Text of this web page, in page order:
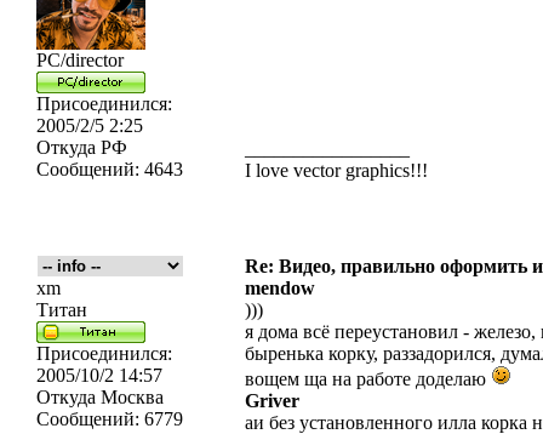
PC/director
Присоединился:
2005/2/5 2:25
Откуда РФ
Сообщений: 4643
I love vector graphics!!!
Re: Видео, правильно оформить
xm
Титан
Присоединился:
2005/10/2 14:57
Откуда Москва
Сообщений: 6779
mendow
)))
я дома всё переустановил -
быренька корку, раззадорился,
вощем ща на работе доделаю
Griver
аи без установленного илла корка